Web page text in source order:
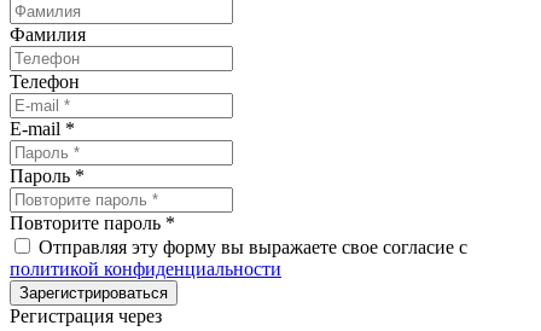
Фамилия
Телефон
E-mail *
Пароль *
Повторите пароль *
Отправляя эту форму вы выражаете свое согласие с
политикой конфиденциальности
Зарегистрироваться
Регистрация через